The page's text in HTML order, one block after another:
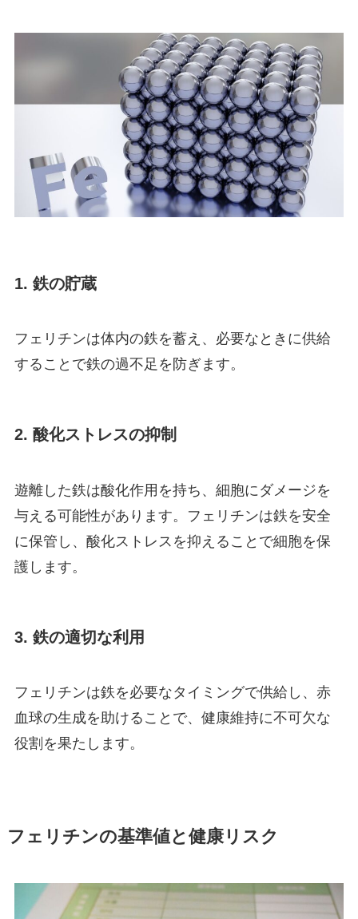
1. 鉄の貯蔵
フェリチンは体内の鉄を蓄え、必要なときに供給
することで鉄の過不足を防ぎます。
2. 酸化ストレスの抑制
遊離した鉄は酸化作用を持ち、細胞にダメージを
与える可能性があります。フェリチンは鉄を安全
に保管し、酸化ストレスを抑えることで細胞を保
護します。
3. 鉄の適切な利用
フェリチンは鉄を必要なタイミングで供給し、赤
血球の生成を助けることで、健康維持に不可欠な
役割を果たします。
フェリチンの基準値と健康リスク